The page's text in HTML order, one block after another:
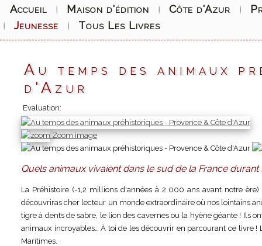
Accueil Maison d'édition Côte d'Azur
Jeunesse
Tous Les Livres
Au temps des animaux
d'Azur
Evaluation:
Zoom image
Quels animaux vivaient dans le sud de la France durant
La Préhistoire (-1,2 millions d'années à 2 000 ans avant notre
découvriras cher lecteur un monde extraordinaire où nos lointains
tigre à dents de sabre, le lion des cavernes ou la hyène géante ! Ils
animaux incroyables… À toi de les découvrir en parcourant ce livre
Maritimes.